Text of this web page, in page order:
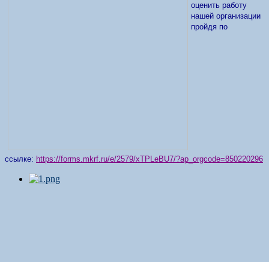
оценить работу
нашей организации
пройдя по
ссылке: https://forms.mkrf.ru/e/2579/xTPLeBU7/?ap_orgcode=850220296